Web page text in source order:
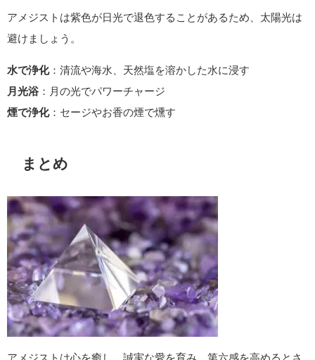
アメジストは紫色が日光で退色することがあるため、太陽光は
避けましょう。
水で浄化：清流や海水、天然塩を溶かした水に浸す
月光浴：月の光でパワーチャージ
煙で浄化：セージやお香の煙で燻す
まとめ